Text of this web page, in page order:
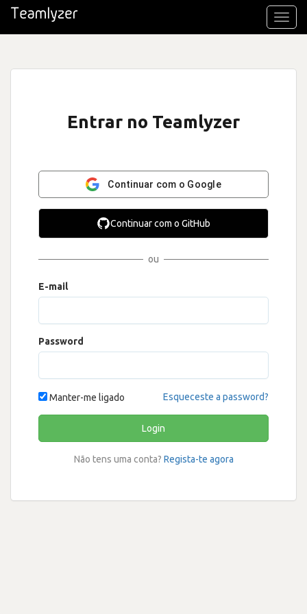
Entrar no Teamlyzer
Continuar com o Google
Continuar com o GitHub
ou
E-mail
Password
Manter-me ligado Esqueceste a password?
Login
Não tens uma conta? Regista-te agora